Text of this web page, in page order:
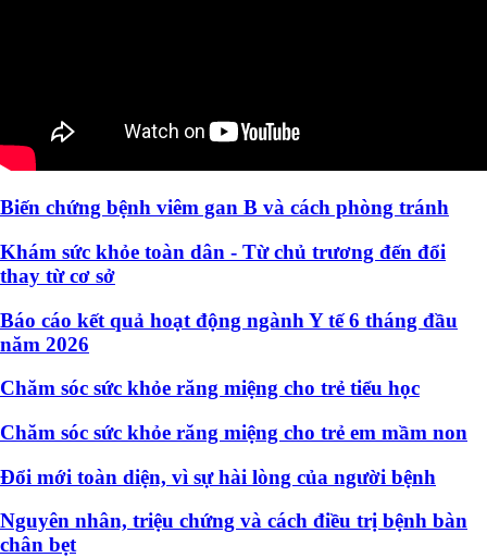
Biến chứng bệnh viêm gan B và cách phòng tránh
Khám sức khỏe toàn dân - Từ chủ trương đến đổi
thay từ cơ sở
Báo cáo kết quả hoạt động ngành Y tế 6 tháng đầu
năm 2026
Chăm sóc sức khỏe răng miệng cho trẻ tiểu học
Chăm sóc sức khỏe răng miệng cho trẻ em mầm non
Đổi mới toàn diện, vì sự hài lòng của người bệnh
Nguyên nhân, triệu chứng và cách điều trị bệnh bàn
chân bẹt